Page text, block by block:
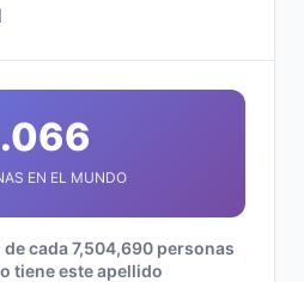
EN EL MUNDO
cada 7,504,690 personas
tiene este apellido